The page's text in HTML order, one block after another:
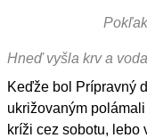
Hneď vyšla krv a voda
Keďže bol Prípravný
ukrižovaným
kríži cez sobotu, lebo